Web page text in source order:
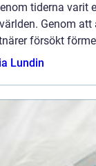
tiderna varit
Genom
försökt
Lundin